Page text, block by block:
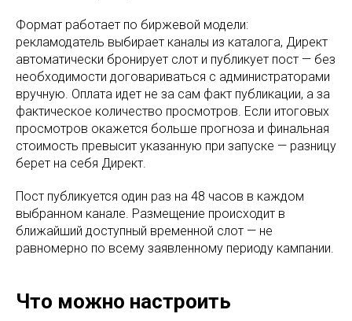
Формат работает по биржевой модели:
рекламодатель выбирает каналы из каталога, Директ
автоматически бронирует слот и публикует пост — без
необходимости договариваться с администраторами
вручную. Оплата идет не за сам факт публикации, а за
фактическое количество просмотров. Если итоговых
просмотров окажется больше прогноза и финальная
стоимость превысит указанную при запуске — разницу
берет на себя Директ.
Пост публикуется один раз на 48 часов в каждом
выбранном канале. Размещение происходит в
ближайший доступный временной слот — не
равномерно по всему заявленному периоду кампании.
Что можно настроить